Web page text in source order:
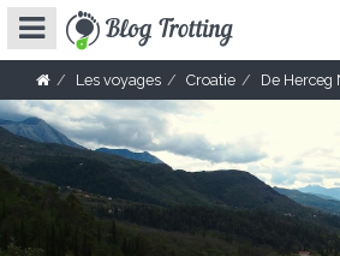
Les voyages Croatie De